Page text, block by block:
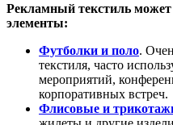
Рекламный текстиль
элементы:
Футболки и поло.
текстиля, часто
мероприятий,
корпоративных встреч.
Флисовые и